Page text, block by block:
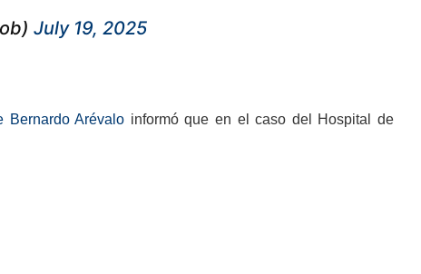
July 19, 2025
Bernardo Arévalo informó que en el caso del Hospital de